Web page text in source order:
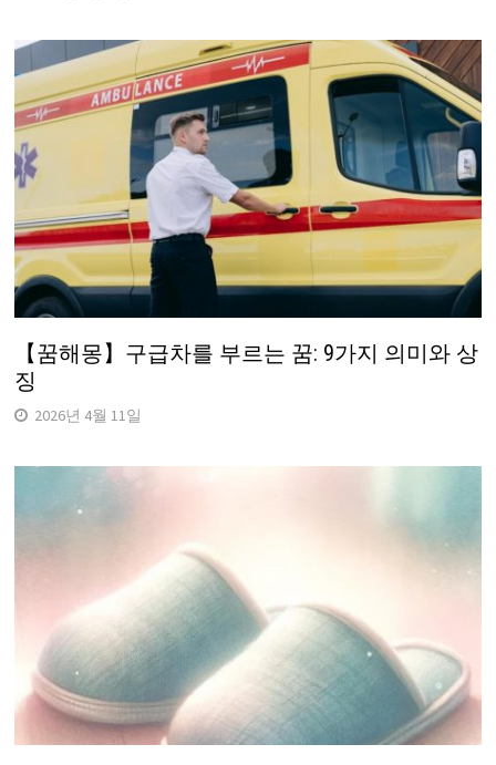
【꿈해몽】구급차를 부르는 꿈: 9가지 의미와 상
징
2026년 4월 11일